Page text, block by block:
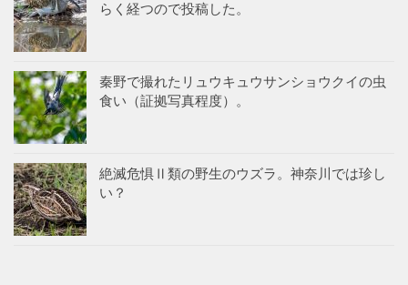
らく経つので投稿した。
秦野で撮れたリュウキュウサンショウクイの虫
食い（証拠写真程度）。
絶滅危惧Ⅱ類の野生のウズラ。神奈川では珍し
い？